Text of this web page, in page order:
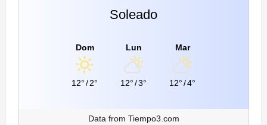
Soleado
Dom
12°/2°
Lun
12°/3°
Mar
12°/4°
Data from Tiempo3.com